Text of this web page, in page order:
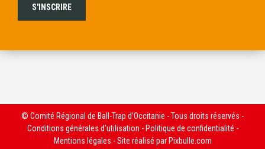
© Comité Régional de Ball-Trap d'Occitanie - Tous droits réservés -
Conditions générales d'utilisation - Politique de confidentialité -
Mentions légales - Site réalisé par Pixbulle.com